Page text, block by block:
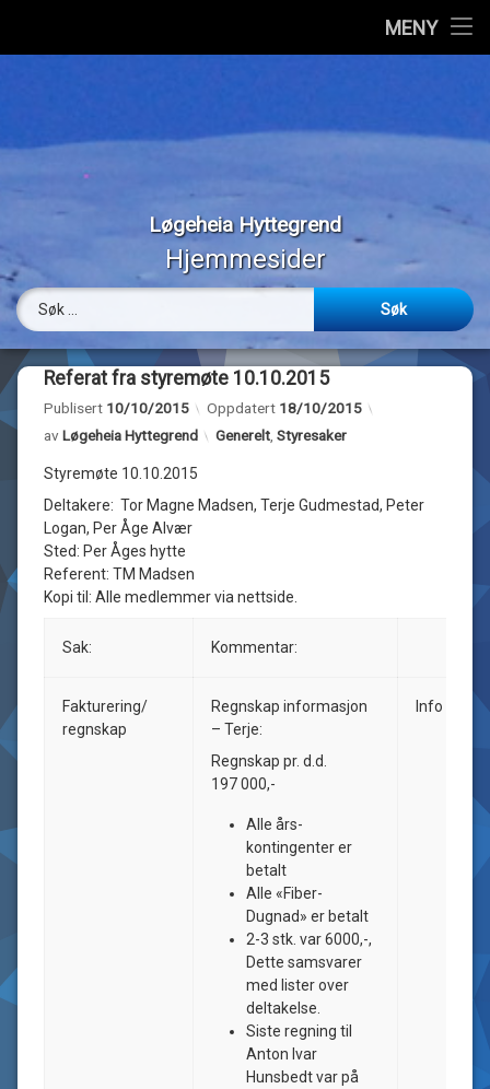
MENY
Medlemmer
Panoramabilder
Webkamera
Om…
Løgeheia Hyttegrend
Hjemmesider
Søk etter:
Referat fra styremøte 10.10.2015
Publisert 10/10/2015 Oppdatert 18/10/2015
avLøgeheia Hyttegrend Kategorier:
Generelt Styresaker
Styremøte 10.10.2015
Deltakere: Tor Magne Madsen, Terje Gudmestad, Peter
Logan, Per Åge Alvær
Sted: Per Åges hytte
Referent: TM Madsen
Kopi til: Alle medlemmer via nettside.
Sak: Kommentar:
Fakturering/
regnskap
Regnskap informasjon
– Terje:
Regnskap pr. d.d.
197 000,-
Alle års-
kontingenter er
betalt
Alle «Fiber-
Dugnad» er betalt
2-3 stk. var 6000,-,
Dette samsvarer
med lister over
deltakelse.
Siste regning til
Anton Ivar
Hunsbedt var på
Info